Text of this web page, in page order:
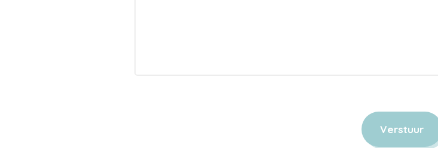
Verstuur